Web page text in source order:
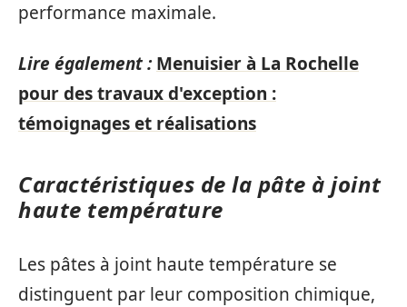
performance maximale.
Lire également : Menuisier à La Rochelle
pour des travaux d'exception :
témoignages et réalisations
Caractéristiques de la pâte à joint
haute température
Les pâtes à joint haute température se
distinguent par leur composition chimique,